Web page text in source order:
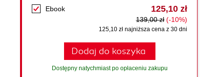
Ebook 125,10 zł
139,00 zł (-10%)
125,10 zł najniższa cena z 30 dni
Dodaj do koszyka
Dostępny natychmiast po opłaceniu zakupu